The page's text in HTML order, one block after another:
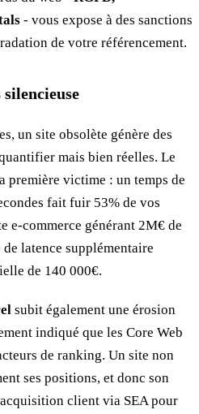
- vous expose à des sanctions
de votre référencement.
un site obsolète génère des
mais bien réelles. Le
première victime : un temps de
fait fuir 53% de vos
e-commerce générant 2M€ de
latence supplémentaire
de 140 000€.
subit également une érosion
indiqué que les Core Web
de ranking. Un site non
ses positions, et donc son
client via SEA pour